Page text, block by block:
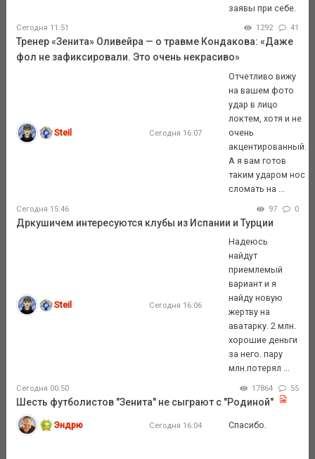
заявы при себе.
Сегодня 11:51 1292 41
Тренер «Зенита» Оливейра — о травме Кондакова: «Даже
фол не зафиксировали. Это очень некрасиво»
Steil Сегодня 16:07
Отчетливо вижу
на вашем фото
удар в лицо
локтем, хотя и не
очень
акцентированный.
А я вам готов
таким ударом нос
сломать на ...
Сегодня 15:46 97 0
Дркушичем интересуются клубы из Испании и Турции
Steil Сегодня 16:06
Надеюсь
найдут
приемлемый
вариант и я
найду новую
жертву на
аватарку. 2 млн.
хорошие деньги
за него. пару
млн.потерял ...
Сегодня 00:50 17864 55
Шесть футболистов "Зенита" не сыграют с "Родиной"
Эндрю Сегодня 16:04 Спасибо.